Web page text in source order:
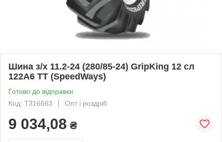
Шина з/х 11.2-24 (280/85-24) GripKing 12 сл
122A6 TT (SpeedWays)
Готово до відправки
Код: T316663
Опт і роздріб
9 034,08 ₴